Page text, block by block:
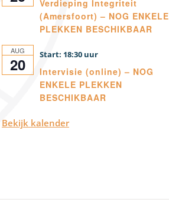
Verdieping Integriteit
(Amersfoort) – NOG ENKELE
PLEKKEN BESCHIKBAAR
AUG
20 18:30
Intervisie (online) – NOG
ENKELE PLEKKEN
BESCHIKBAAR
Bekijk kalender